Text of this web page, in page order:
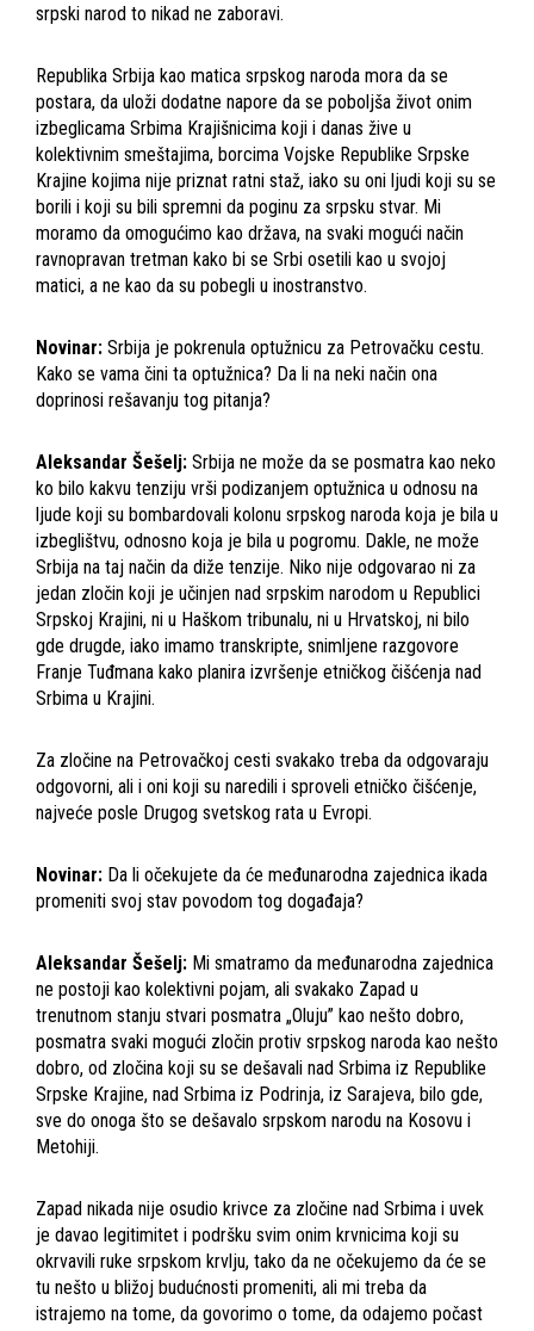
srpski narod to nikad ne zaboravi.
Republika Srbija kao matica srpskog naroda mora da se
postara, da uloži dodatne napore da se poboljša život onim
izbeglicama Srbima Krajišnicima koji i danas žive u
kolektivnim smeštajima, borcima Vojske Republike Srpske
Krajine kojima nije priznat ratni staž, iako su oni ljudi koji su se
borili i koji su bili spremni da poginu za srpsku stvar. Mi
moramo da omogućimo kao država, na svaki mogući način
ravnopravan tretman kako bi se Srbi osetili kao u svojoj
matici, a ne kao da su pobegli u inostranstvo.
Novinar: Srbija je pokrenula optužnicu za Petrovačku cestu.
Kako se vama čini ta optužnica? Da li na neki način ona
doprinosi rešavanju tog pitanja?
Aleksandar Šešelj: Srbija ne može da se posmatra kao neko
ko bilo kakvu tenziju vrši podizanjem optužnica u odnosu na
ljude koji su bombardovali kolonu srpskog naroda koja je bila u
izbeglištvu, odnosno koja je bila u pogromu. Dakle, ne može
Srbija na taj način da diže tenzije. Niko nije odgovarao ni za
jedan zločin koji je učinjen nad srpskim narodom u Republici
Srpskoj Krajini, ni u Haškom tribunalu, ni u Hrvatskoj, ni bilo
gde drugde, iako imamo transkripte, snimljene razgovore
Franje Tuđmana kako planira izvršenje etničkog čišćenja nad
Srbima u Krajini.
Za zločine na Petrovačkoj cesti svakako treba da odgovaraju
odgovorni, ali i oni koji su naredili i sproveli etničko čišćenje,
najveće posle Drugog svetskog rata u Evropi.
Novinar: Da li očekujete da će međunarodna zajednica ikada
promeniti svoj stav povodom tog događaja?
Aleksandar Šešelj: Mi smatramo da međunarodna zajednica
ne postoji kao kolektivni pojam, ali svakako Zapad u
trenutnom stanju stvari posmatra „Oluju” kao nešto dobro,
posmatra svaki mogući zločin protiv srpskog naroda kao nešto
dobro, od zločina koji su se dešavali nad Srbima iz Republike
Srpske Krajine, nad Srbima iz Podrinja, iz Sarajeva, bilo gde,
sve do onoga što se dešavalo srpskom narodu na Kosovu i
Metohiji.
Zapad nikada nije osudio krivce za zločine nad Srbima i uvek
je davao legitimitet i podršku svim onim krvnicima koji su
okrvavili ruke srpskom krvlju, tako da ne očekujemo da će se
tu nešto u bližoj budućnosti promeniti, ali mi treba da
istrajemo na tome, da govorimo o tome, da odajemo počast